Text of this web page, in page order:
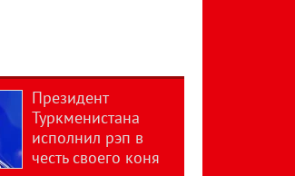
Президент
Туркменистана
исполнил рэп в
честь своего коня